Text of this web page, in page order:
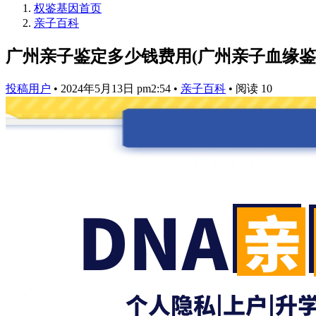
权鉴基因首页
亲子百科
广州亲子鉴定多少钱费用(广州亲子血缘
投稿用户 • 2024年5月13日 pm2:54 • 亲子百科 • 阅读 10